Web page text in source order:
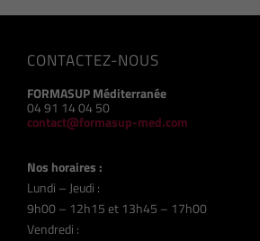
CONTACTEZ-NOUS
FORMASUP Méditerranée
04 91 14 04 50
contact@formasup-med.com
Nos horaires :
Lundi – Jeudi :
9h00 – 12h15 et 13h45 – 17h00
Vendredi :